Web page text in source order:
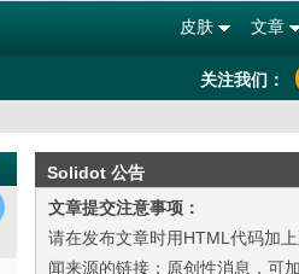
文章
皮肤
关注我们：
Solidot 公告
文章提交注意事项：
请在发布文章时用HTML代码加
闻来源的链接；原创性消息，可